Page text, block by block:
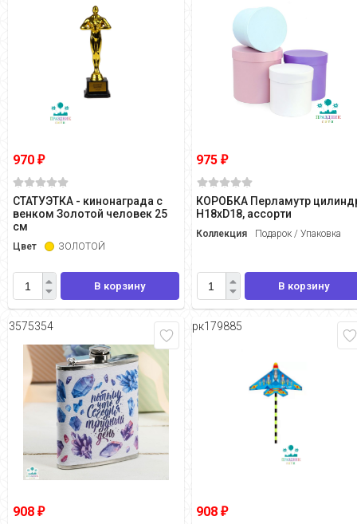
970 ₽
СТАТУЭТКА - кинонаграда с
венком Золотой человек 25
см
Цвет ЗОЛОТОЙ
В корзину
975₽
КОРОБКА Перламутр
H18хD18, ассорти
Коллекция Подарок / Упаковка
В корзину
3575354
908 ₽
рк179885
908₽